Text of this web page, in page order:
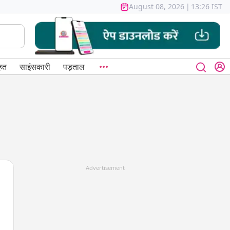
August 08, 2026 | 13:26 IST
साइंसकारी पड़ताल
Advertisement